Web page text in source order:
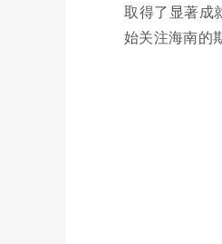
取得了显著成
始关注海南的